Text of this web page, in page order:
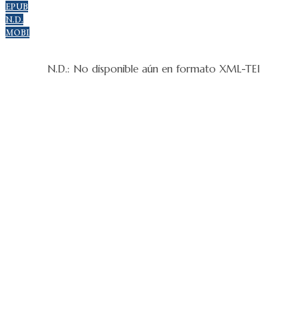
EPUB
N.D.
MOBI
N.D.: No disponible aún en formato XML-TEI